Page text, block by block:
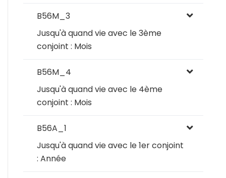
B56M_3
Jusqu'à quand vie avec le 3ème
conjoint : Mois
B56M_4
Jusqu'à quand vie avec le 4ème
conjoint : Mois
B56A_1
Jusqu'à quand vie avec le 1er conjoint
: Année